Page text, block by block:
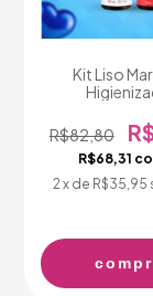
Kit Liso
R$82,80
R$68,31
2 x de R$35,95